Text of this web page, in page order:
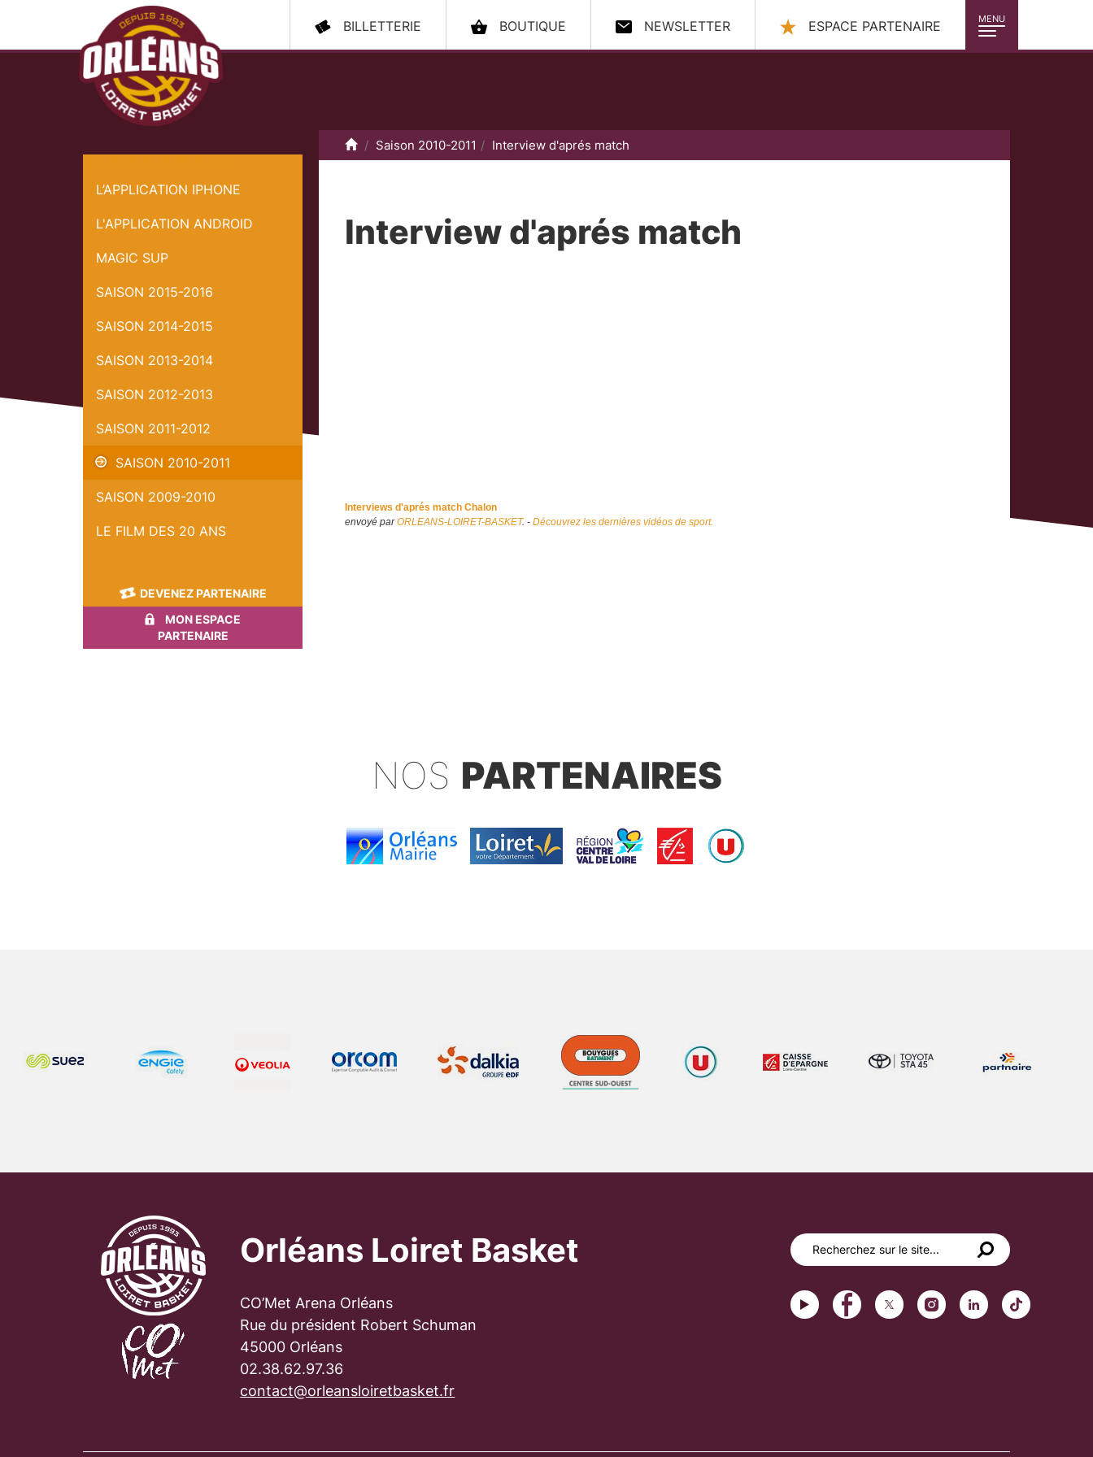
MENU
BILLETTERIE BOUTIQUE NEWSLETTER ESPACE PARTENAIRE
L’APPLICATION IPHONE
L'APPLICATION ANDROID
MAGIC SUP
SAISON 2015-2016
SAISON 2014-2015
SAISON 2013-2014
SAISON 2012-2013
SAISON 2011-2012
SAISON 2010-2011
SAISON 2009-2010
LE FILM DES 20 ANS
DEVENEZ PARTENAIRE
MON ESPACE
PARTENAIRE
AccueilSaison 2010-2011 Interview d'aprés match
Interview d'aprés match
Interviews d'aprés match Chalon
envoyé parORLEANS-LOIRET-BASKET. - Découvrez les dernières vidéos de sport.
NOS PARTENAIRES
Orléans Loiret Basket
CO’Met Arena Orléans
Rue du président Robert Schuman
45000 Orléans
02.38.62.97.36
contact@orleansloiretbasket.fr